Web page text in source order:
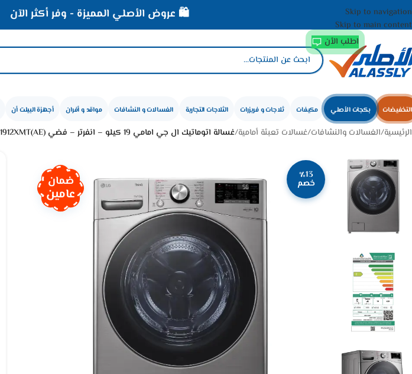
Skip to navigation
Skip to main content
اطلب الأن
التخفيضات بكجات الأصلي مكيفات ثلاجات و فريزرات الثلاجات التجارية الغسالات و النشافات مواقد و أفران أجهزة البيلت أن
الرئيسية/الغسالات والنشافات/غسالات تعبئة أمامية/غسالة اتوماتيك ال جي امامي 19 كيلو – انفرتر – فضي WS1912XMT(AE)
٪13
خصم ضمان
عامين
🛍️ عروض الأصلي المميزة - وفر أكثر الآن